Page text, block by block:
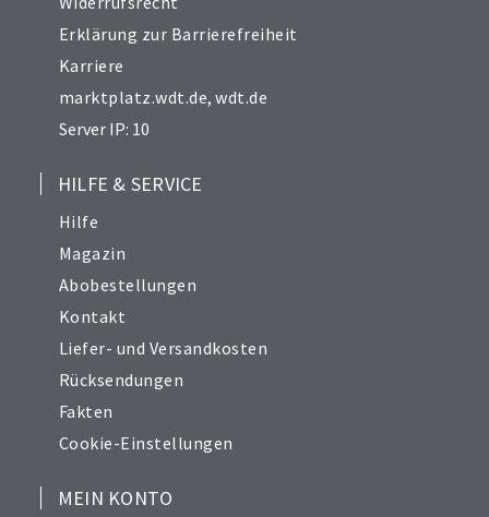
Erklärung zur Barrierefreiheit
Karriere
marktplatz.wdt.de,wdt.de
Server IP: 10
HILFE & SERVICE
Hilfe
Magazin
Abobestellungen
Kontakt
Liefer- und Versandkosten
Rücksendungen
Fakten
Cookie-Einstellungen
MEIN KONTO